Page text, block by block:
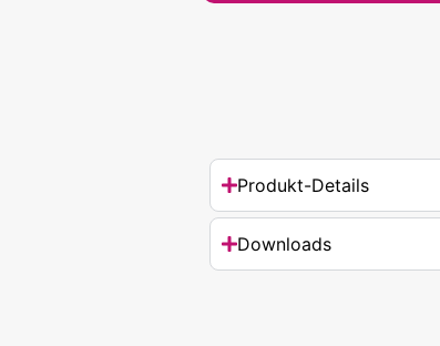
Produkt-Details
Downloads